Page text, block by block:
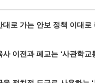
로 가는 안보 정책 이대로
이전과 폐교는 ‘사관학교